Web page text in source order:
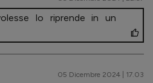
lo riprende in un
05 Dicembre 2024 | 17.03